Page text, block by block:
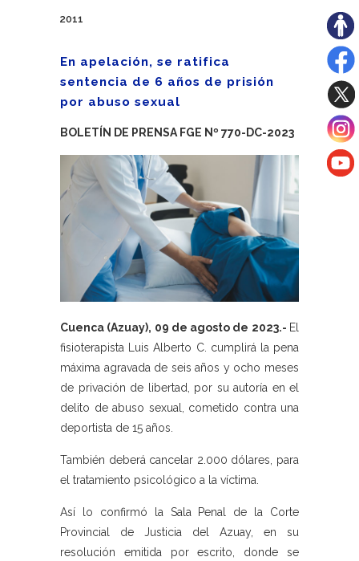
2011
En apelación, se ratifica
sentencia de 6 años de prisión
por abuso sexual
BOLETÍN DE PRENSA FGE Nº 770-DC-2023
Cuenca (Azuay), 09 de agosto de 2023.- El
fisioterapista Luis Alberto C. cumplirá la pena
máxima agravada de seis años y ocho meses
de privación de libertad, por su autoría en el
delito de abuso sexual, cometido contra una
deportista de 15 años.
También deberá cancelar 2.000 dólares, para
el tratamiento psicológico a la víctima.
Así lo confirmó la Sala Penal de la Corte
Provincial de Justicia del Azuay, en su
resolución emitida por escrito, donde se